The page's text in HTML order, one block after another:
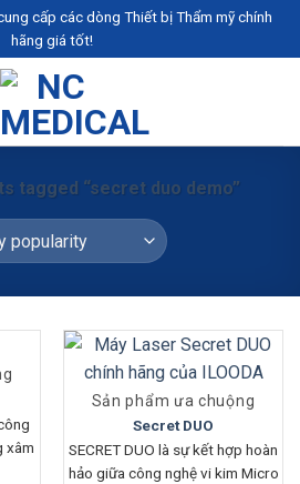
cấp các dòng Thiết bị Thẩm mỹ chính
hãng giá tốt!
tagged “secret duo demo”
xâm
Sản phẩm ưa chuộng
Secret DUO
SECRET DUO là sự kết hợp hoàn
hảo giữa công nghệ vi kim Micro